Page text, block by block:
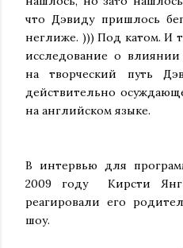
что Дэвиду пришлось
неглиже. ))) Под катом. И
исследование о
на творческий путь
действительно
на английском языке.
В интервью для
2009 году Кирсти Янг
реагировали его
шоу.